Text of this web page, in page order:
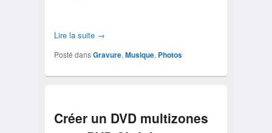
Lire la suite →
Posté dansGravure, Musique, Photos
Créer un DVD multizones